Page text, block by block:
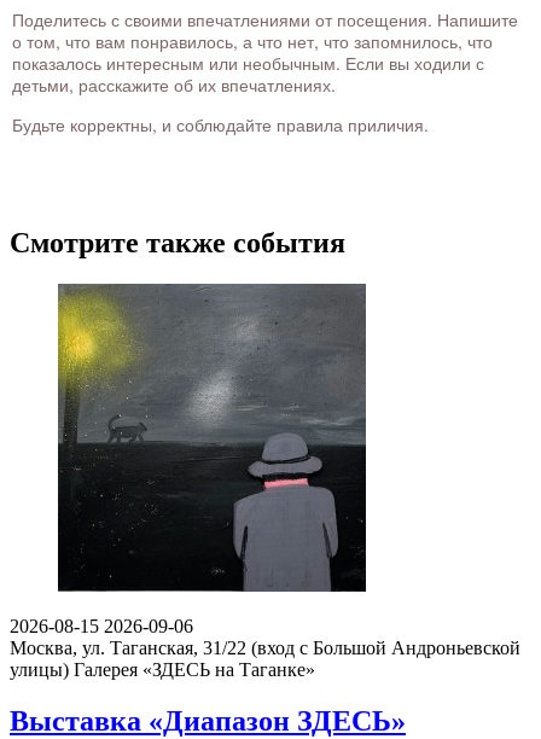
Поделитесь с своими впечатлениями от посещения. Напишите
о том, что вам понравилось, а что нет, что запомнилось, что
показалось интересным или необычным. Если вы ходили с
детьми, расскажите об их впечатлениях.
Будьте корректны, и соблюдайте правила приличия.
Смотрите также события
2026-08-15 2026-09-06
Москва, ул. Таганская, 31/22 (вход с Большой Андроньевской
улицы) Галерея «ЗДЕСЬ на Таганке»
Выставка «Диапазон ЗДЕСЬ»